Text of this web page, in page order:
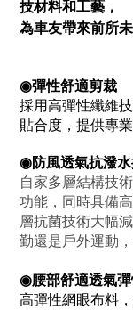
技材料和工藝，
為車友帶來前所
◉彈性舒適剪裁
採用高彈性纖維
貼合度，提供專
◉防風透氣抗潑
自家多層結構技術
功能，同時具備
層抗菌技術大幅減
勤還是戶外運動
◉腰部舒適透氣
高彈性網眼布料